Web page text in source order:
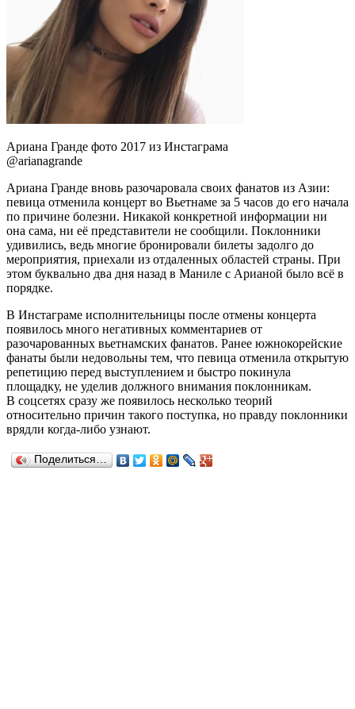
Ариана Гранде фото 2017 из Инстаграма
@arianagrande
Ариана Гранде вновь разочаровала своих фанатов из Азии:
певица отменила концерт во Вьетнаме за 5 часов до его начала
по причине болезни. Никакой конкретной информации ни
она сама, ни её представители не сообщили. Поклонники
удивились, ведь многие бронировали билеты задолго до
мероприятия, приехали из отдаленных областей страны. При
этом буквально два дня назад в Маниле с Арианой было всё в
порядке.
В Инстаграме исполнительницы после отмены концерта
появилось много негативных комментариев от
разочарованных вьетнамских фанатов. Ранее южнокорейские
фанаты были недовольны тем, что певица отменила открытую
репетицию перед выступлением и быстро покинула
площадку, не уделив должного внимания поклонникам.
В соцсетях сразу же появилось несколько теорий
относительно причин такого поступка, но правду поклонники
врядли когда-либо узнают.
Поделиться…